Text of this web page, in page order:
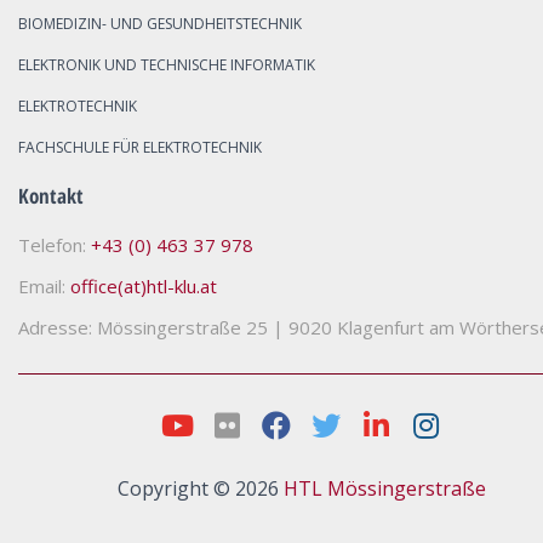
BIOMEDIZIN- UND GESUNDHEITSTECHNIK
ELEKTRONIK UND TECHNISCHE INFORMATIK
ELEKTROTECHNIK
FACHSCHULE FÜR ELEKTROTECHNIK
Kontakt
Telefon: +43 (0) 463 37 978
Email: office(at)htl-klu.at
Adresse: Mössingerstraße 25 | 9020 Klagenfurt am
Copyright © 2026 HTL Mössingerstraße